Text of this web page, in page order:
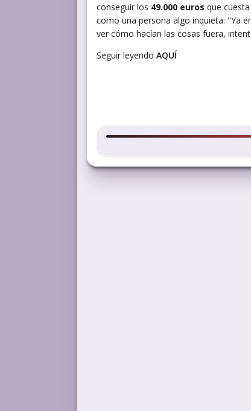
conseguir los 49.000 euros que
como una persona algo inquieta: "Ya
ver cómo hacían las cosas fuera,
Seguir leyendo AQUÍ